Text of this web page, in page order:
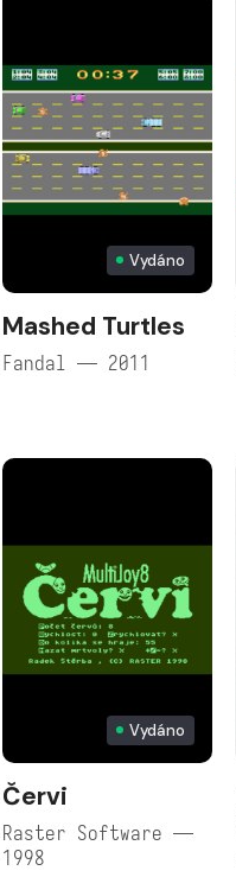
Vydáno
Mashed Turtles
Fandal — 2011
Vydáno
Červi
Raster Software —
1998